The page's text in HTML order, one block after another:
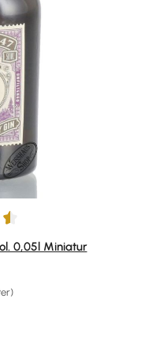
von 5 Sternen
0,05l Miniatur
Preis: